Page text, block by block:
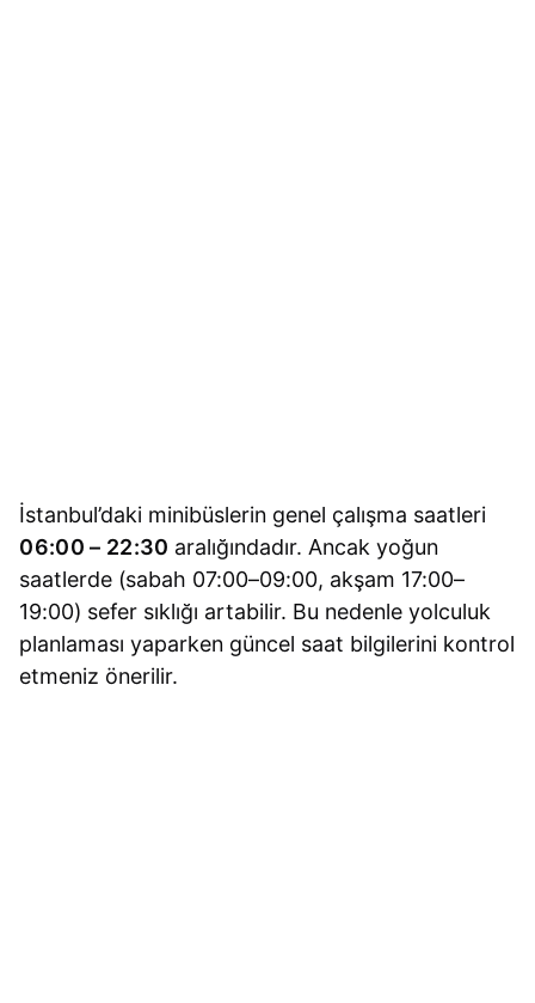
İstanbul’daki minibüslerin genel çalışma saatleri
06:00 – 22:30 aralığındadır. Ancak yoğun
saatlerde (sabah 07:00–09:00, akşam 17:00–
19:00) sefer sıklığı artabilir. Bu nedenle yolculuk
planlaması yaparken güncel saat bilgilerini kontrol
etmeniz önerilir.